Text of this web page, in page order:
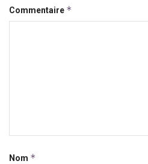
Commentaire *
Nom *